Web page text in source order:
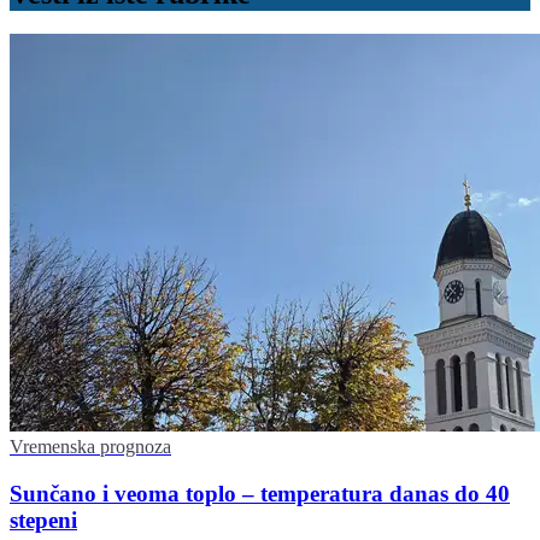
Vremenska prognoza
Sunčano i veoma toplo – temperatura danas do 40
stepeni